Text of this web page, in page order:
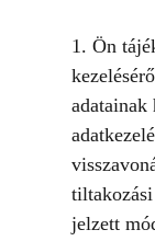
1. Ön
adatainak
jelzett